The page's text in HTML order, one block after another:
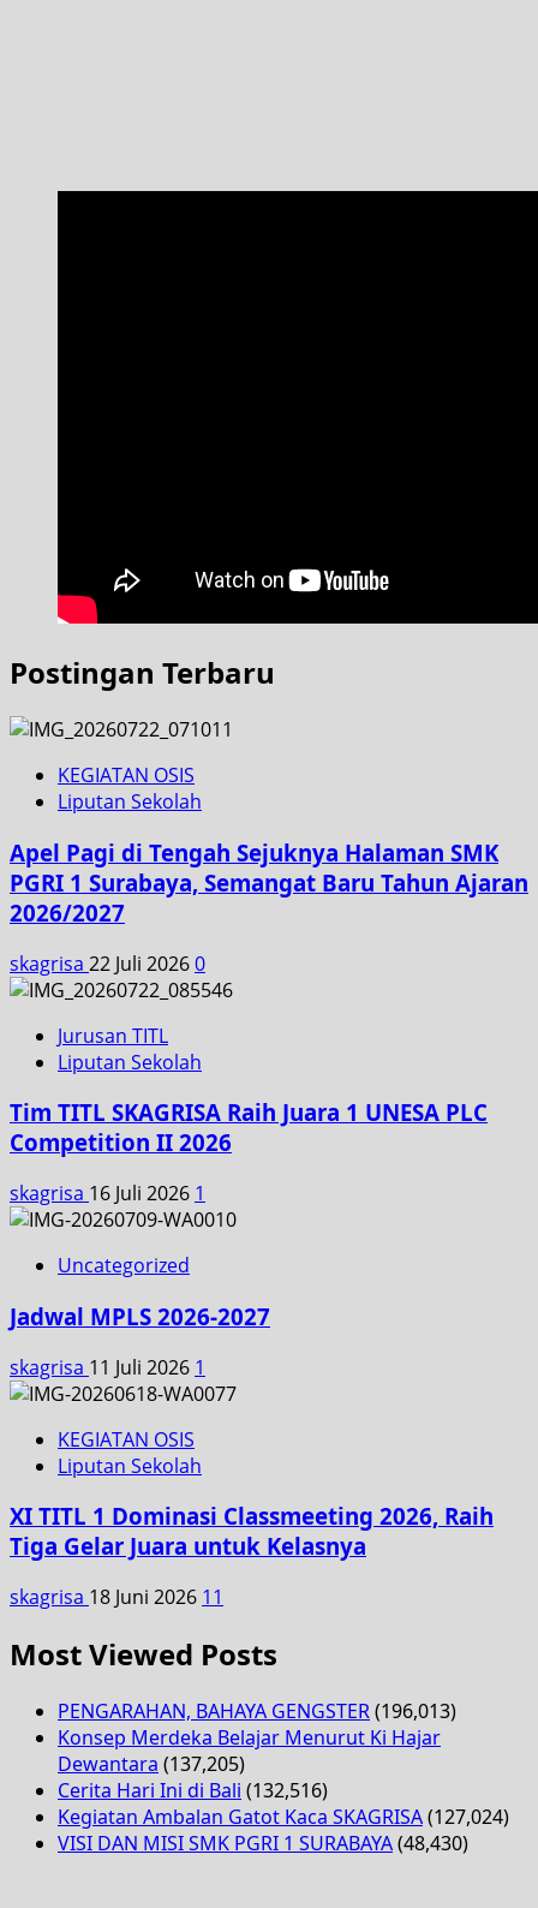
Postingan Terbaru
KEGIATAN OSIS
Liputan Sekolah
Apel Pagi di Tengah Sejuknya Halaman SMK
PGRI 1 Surabaya, Semangat Baru Tahun Ajaran
2026/2027
skagrisa 22 Juli 20260
Jurusan TITL
Liputan Sekolah
Tim TITL SKAGRISA Raih Juara 1 UNESA PLC
Competition II 2026
skagrisa 16 Juli 2026 1
Uncategorized
Jadwal MPLS 2026-2027
skagrisa 11 Juli 2026 1
KEGIATAN OSIS
Liputan Sekolah
XI TITL 1 Dominasi Classmeeting 2026, Raih
Tiga Gelar Juara untuk Kelasnya
skagrisa 18 Juni 2026 11
Most Viewed Posts
PENGARAHAN, BAHAYA GENGSTER(196,013)
Konsep Merdeka Belajar Menurut Ki Hajar
Dewantara (137,205)
Cerita Hari Ini di Bali (132,516)
Kegiatan Ambalan Gatot Kaca SKAGRISA(127,024)
VISI DAN MISI SMK PGRI 1 SURABAYA(48,430)